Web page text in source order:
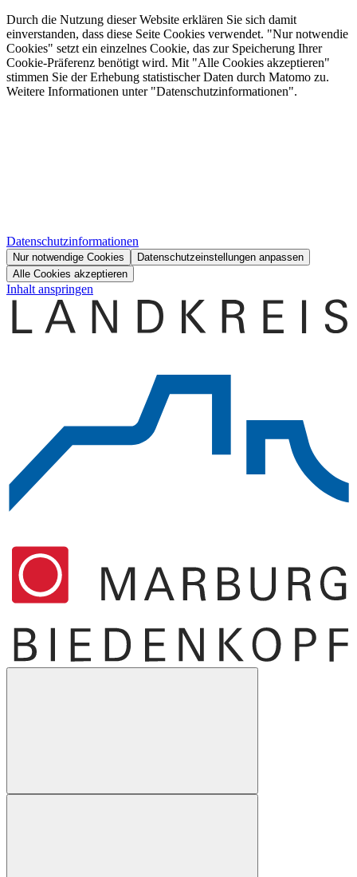
Durch die Nutzung dieser Website erklären Sie sich damit
einverstanden, dass diese Seite Cookies verwendet. "Nur notwendie
Cookies" setzt ein einzelnes Cookie, das zur Speicherung Ihrer
Cookie-Präferenz benötigt wird. Mit "Alle Cookies akzeptieren"
stimmen Sie der Erhebung statistischer Daten durch Matomo zu.
Weitere Informationen unter "Datenschutzinformationen".
Datenschutzinformationen
Nur notwendige Cookies
Datenschutzeinstellungen anpassen
Alle Cookies akzeptieren
Inhalt anspringen